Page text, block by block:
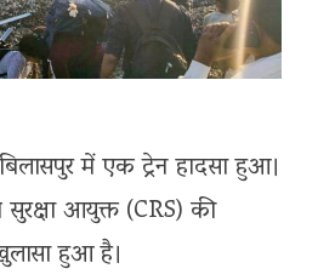
में एक ट्रेन हादसा हुआ।
आयुक्त (CRS) की
हुआ है।